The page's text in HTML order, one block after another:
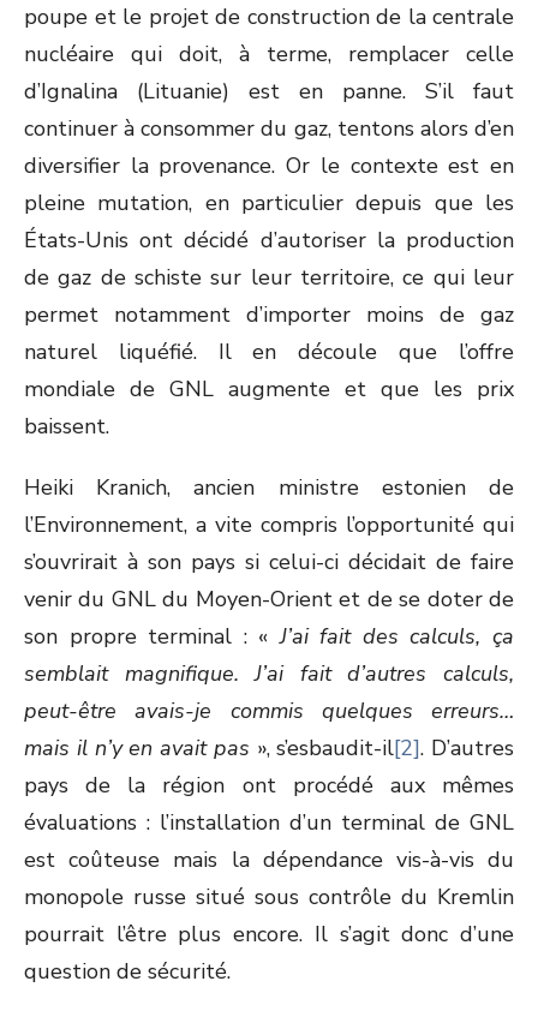
poupe et le projet de construction de la centrale
nucléaire qui doit, à terme, remplacer celle
d’Ignalina (Lituanie) est en panne. S’il faut
continuer à consommer du gaz, tentons alors d’en
diversifier la provenance. Or le contexte est en
pleine mutation, en particulier depuis que les
États-Unis ont décidé d’autoriser la production
de gaz de schiste sur leur territoire, ce qui leur
permet notamment d’importer moins de gaz
naturel liquéfié. Il en découle que l’offre
mondiale de GNL augmente et que les prix
baissent.
Heiki Kranich, ancien ministre estonien de
l’Environnement, a vite compris l’opportunité qui
s’ouvrirait à son pays si celui-ci décidait de faire
venir du GNL du Moyen-Orient et de se doter de
son propre terminal : «J’ai fait des calculs, ça
semblait magnifique. J’ai fait d’autres calculs,
peut-être avais-je commis quelques erreurs…
mais il n’y en avait pas », s’esbaudit-il[2]. D’autres
pays de la région ont procédé aux mêmes
évaluations : l’installation d’un terminal de GNL
est coûteuse mais la dépendance vis-à-vis du
monopole russe situé sous contrôle du Kremlin
pourrait l’être plus encore. Il s’agit donc d’une
question de sécurité.